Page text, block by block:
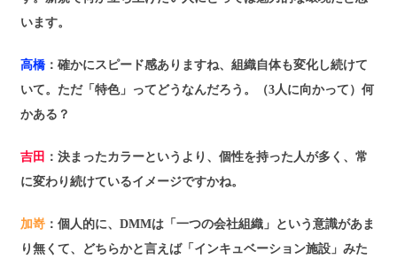
います。
高橋 ：確かにスピード感ありますね、組織自体も変化し続けて
いて。ただ「特色」ってどうなんだろう。（3人に向かって）何
かある？
吉田 ：決まったカラーというより、個性を持った人が多く、常
に変わり続けているイメージですかね。
加嵜 ：個人的に、DMMは「一つの会社組織」という意識があま
り無くて、どちらかと言えば「インキュベーション施設」みた